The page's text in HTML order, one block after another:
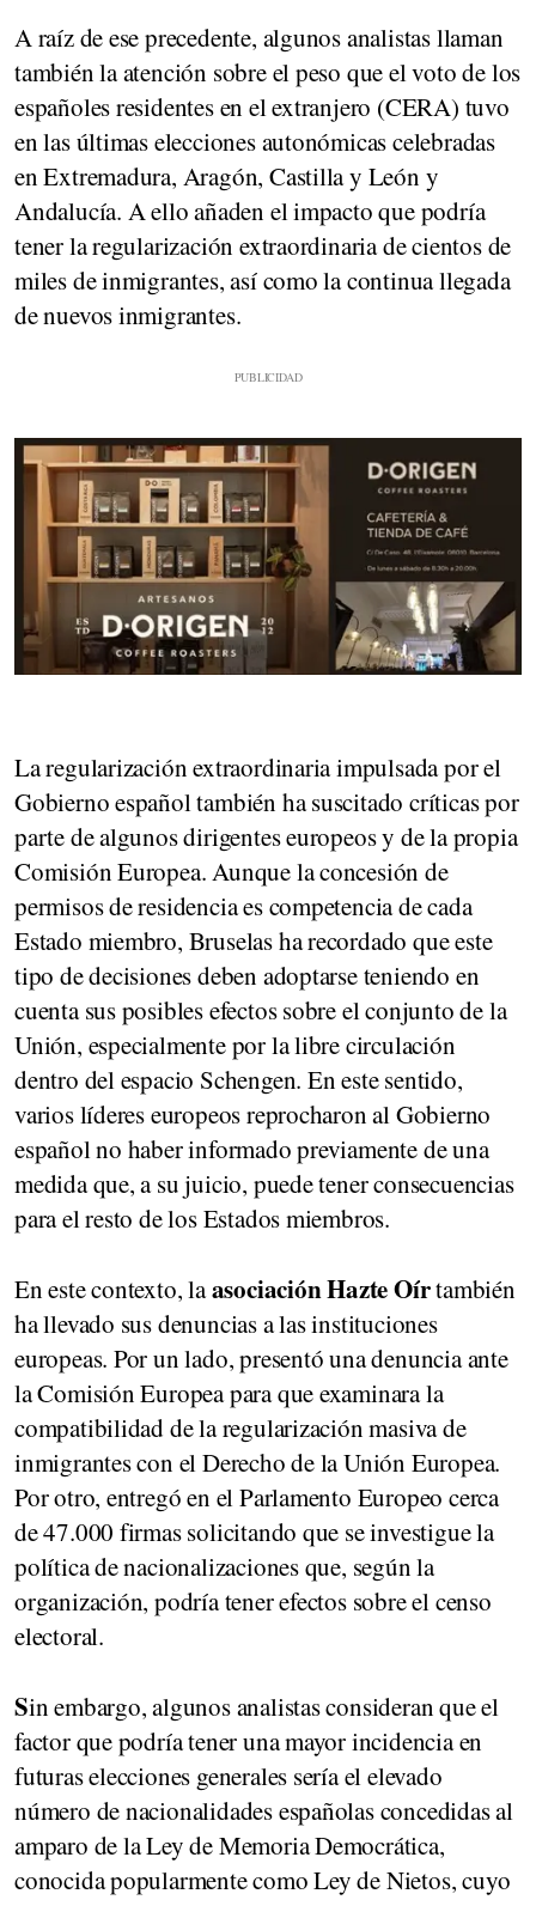
A raíz de ese precedente, algunos analistas llaman
también la atención sobre el peso que el voto de los
españoles residentes en el extranjero (CERA) tuvo
en las últimas elecciones autonómicas celebradas
en Extremadura, Aragón, Castilla y León y
Andalucía. A ello añaden el impacto que podría
tener la regularización extraordinaria de cientos de
miles de inmigrantes, así como la continua llegada
de nuevos inmigrantes.
La regularización extraordinaria impulsada por el
Gobierno español también ha suscitado críticas por
parte de algunos dirigentes europeos y de la propia
Comisión Europea. Aunque la concesión de
permisos de residencia es competencia de cada
Estado miembro, Bruselas ha recordado que este
tipo de decisiones deben adoptarse teniendo en
cuenta sus posibles efectos sobre el conjunto de la
Unión, especialmente por la libre circulación
dentro del espacio Schengen. En este sentido,
varios líderes europeos reprocharon al Gobierno
español no haber informado previamente de una
medida que, a su juicio, puede tener consecuencias
para el resto de los Estados miembros.
En este contexto, laasociación Hazte Oírtambién
ha llevado sus denuncias a las instituciones
europeas. Por un lado, presentó una denuncia ante
la Comisión Europea para que examinara la
compatibilidad de la regularización masiva de
inmigrantes con el Derecho de la Unión Europea.
Por otro, entregó en el Parlamento Europeo cerca
de 47.000 firmas solicitando que se investigue la
política de nacionalizaciones que, según la
organización, podría tener efectos sobre el censo
electoral.
Sin embargo, algunos analistas consideran que el
factor que podría tener una mayor incidencia en
futuras elecciones generales sería el elevado
número de nacionalidades españolas concedidas al
amparo de la Ley de Memoria Democrática,
conocida popularmente como Ley de Nietos, cuyo